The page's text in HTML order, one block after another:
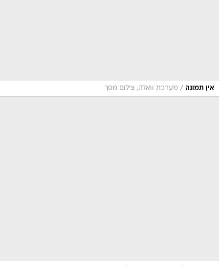
אין תמונה / מערכת וואלה, צילום מסך